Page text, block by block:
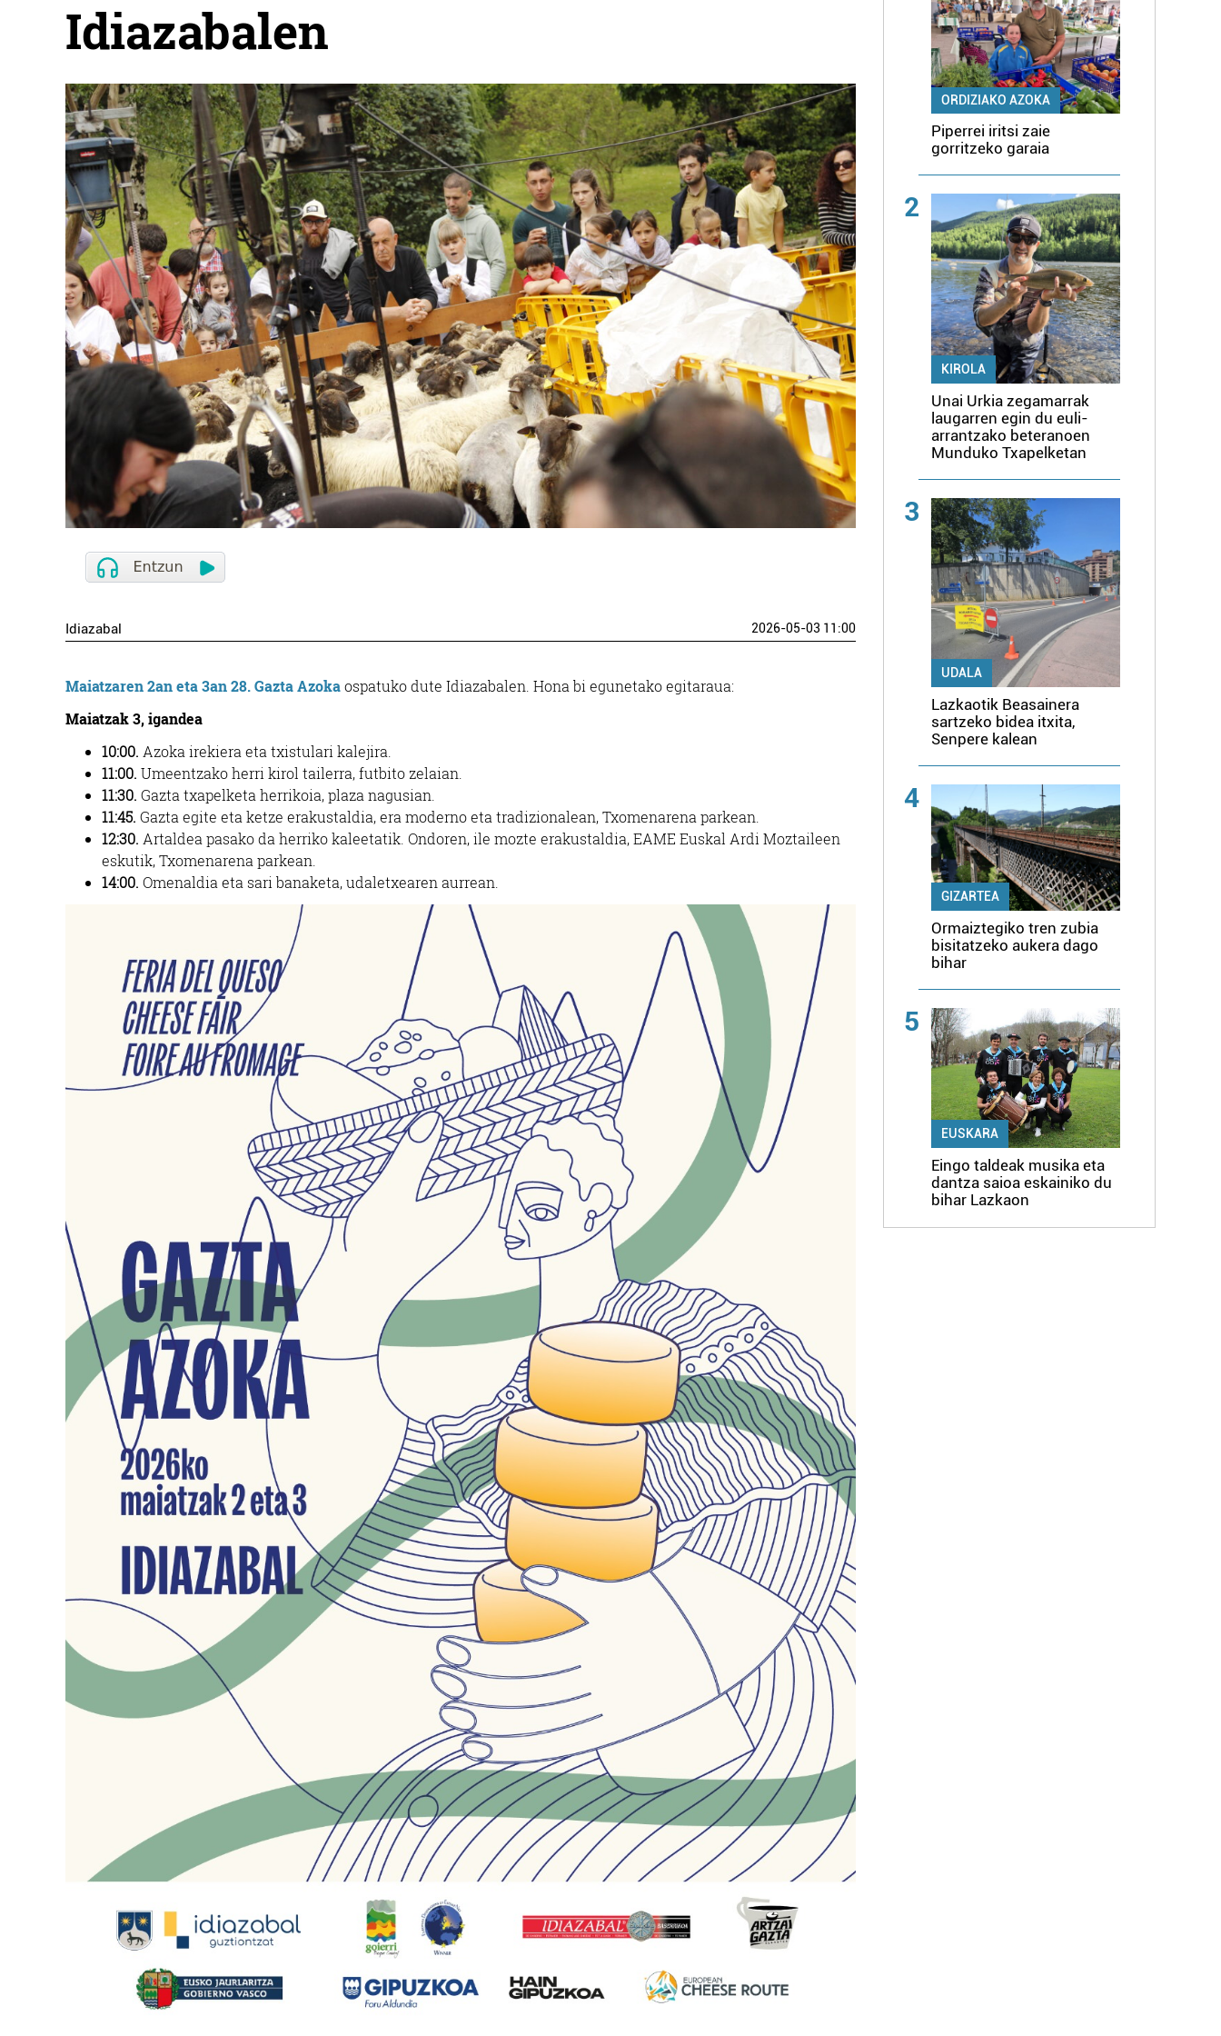
Idiazabalen
Idiazabal 2026-05-03 11:00
Maiatzaren 2an eta 3an 28. Gazta Azokaospatuko dute Idiazabalen. Hona bi egunetako egitaraua:
Maiatzak 3, igandea
10:00. Azoka irekiera eta txistulari kalejira.
11:00. Umeentzako herri kirol tailerra, futbito zelaian.
11:30. Gazta txapelketa herrikoia, plaza nagusian.
11:45. Gazta egite eta ketze erakustaldia, era moderno eta tradizionalean, Txomenarena parkean.
12:30. Artaldea pasako da herriko kaleetatik. Ondoren, ile mozte erakustaldia, EAME Euskal Ardi Moztaileen
eskutik, Txomenarena parkean.
14:00. Omenaldia eta sari banaketa, udaletxearen aurrean.
ORDIZIAKO AZOKA
Piperrei iritsi zaie
gorritzeko garaia
2
KIROLA
Unai Urkia zegamarrak
laugarren egin du euli-
arrantzako beteranoen
Munduko Txapelketan
3
UDALA
Lazkaotik Beasainera
sartzeko bidea itxita,
Senpere kalean
4
GIZARTEA
Ormaiztegiko tren zubia
bisitatzeko aukera dago
bihar
5
EUSKARA
Eingo taldeak musika eta
dantza saioa eskainiko du
bihar Lazkaon